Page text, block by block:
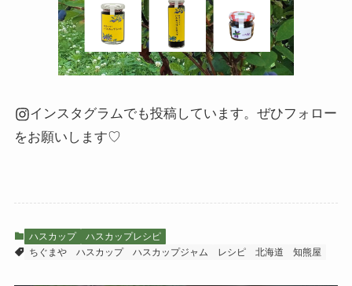
インスタグラムでも投稿しています。ぜひフォロー
をお願いします♡
ハスカップ
ハスカップレシピ
ちぐまや
ハスカップ ハスカップジャム レシピ 北海道 知熊屋